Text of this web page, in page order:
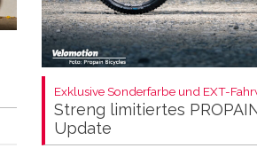
Exklusive Sonderfarbe und EXT-
Streng limitiertes
Update